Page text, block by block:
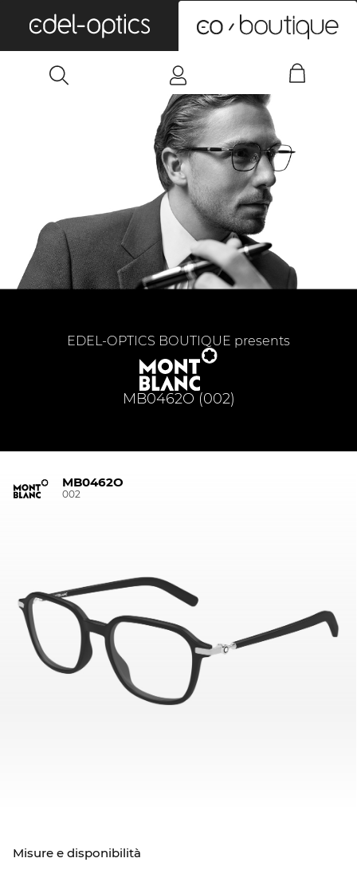
MB0462O (002)
EDEL-OPTICS BOUTIQUE presents
MB0462O
002
Misure e disponibilità